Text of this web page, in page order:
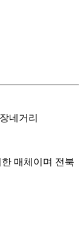
네거리
매체이며 전북